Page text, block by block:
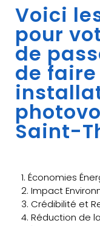
Voici
pour
de
de
Saint-
1. Économies
2. Impact
3. Crédibilité et
4. Réduction de